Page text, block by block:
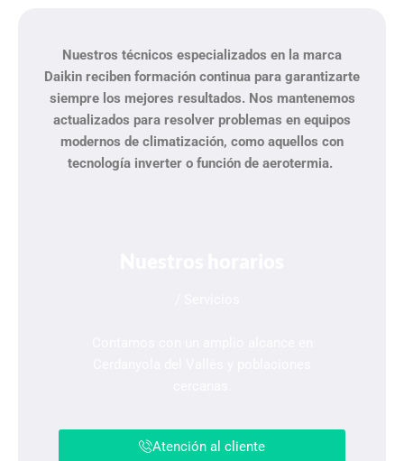
Nuestros técnicos especializados en la marca
Daikin reciben formación continua para garantizarte
siempre los mejores resultados. Nos mantenemos
actualizados para resolver problemas en equipos
modernos de climatización, como aquellos con
tecnología inverter o función de aerotermia.
Atención al cliente